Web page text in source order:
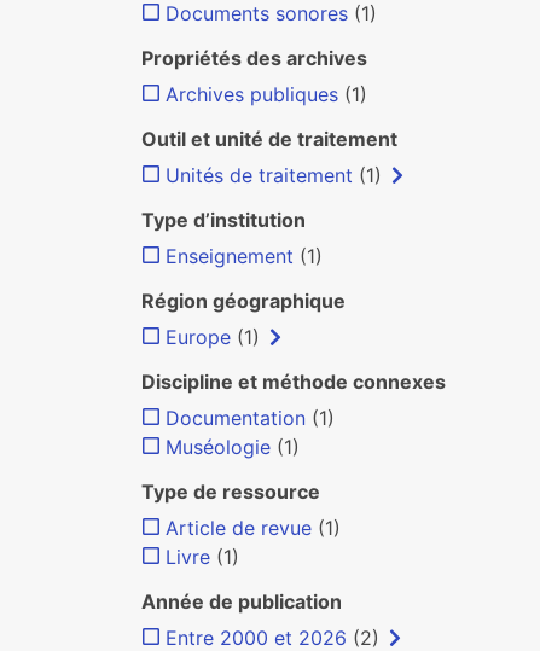
Documents sonores (1)
Propriétés des archives
Archives publiques (1)
Outil et unité de traitement
Unités de traitement (1)
Type d’institution
Enseignement (1)
Région géographique
Europe (1)
Discipline et méthode connexes
Documentation (1)
Muséologie (1)
Type de ressource
Article de revue (1)
Livre (1)
Année de publication
Entre 2000 et 2026 (2)